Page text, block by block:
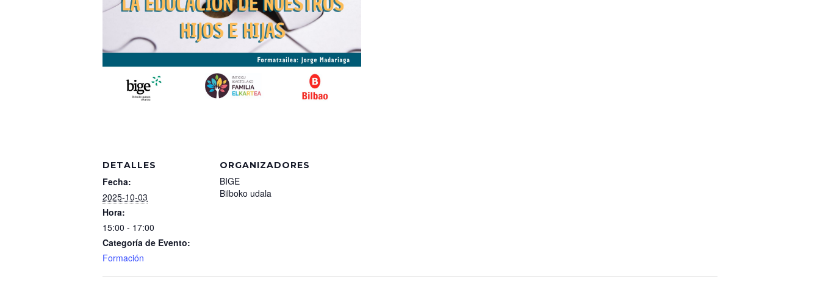
DETALLES
Fecha:
2025-10-03
Hora:
15:00 - 17:00
Categoría de Evento:
Formación
ORGANIZADORES
BIGE
Bilboko udala